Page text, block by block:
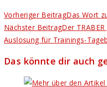
Vorheriger BeitragDas Wort
Nächster BeitragDer
Auslosung für Trainings-
Das könnte dir auch